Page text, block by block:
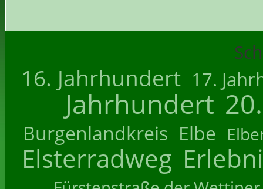
16. Jahrhundert 17.
Jahrhundert
Burgenlandkreis Elbe
Elsterradweg